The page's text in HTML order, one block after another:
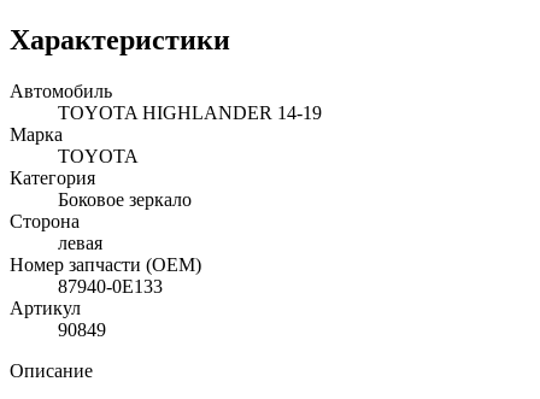
Характеристики
Автомобиль
TOYOTA HIGHLANDER 14-19
Марка
TOYOTA
Категория
Боковое зеркало
Сторона
левая
Номер запчасти (OEM)
87940-0E133
Артикул
90849
Описание